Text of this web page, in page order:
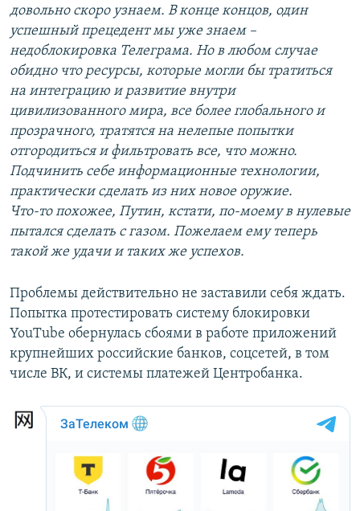
довольно скоро узнаем. В конце концов, один
успешный прецедент мы уже знаем –
недоблокировка Телеграма. Но в любом случае
обидно что ресурсы, которые могли бы тратиться
на интеграцию и развитие внутри
цивилизованного мира, все более глобального и
прозрачного, тратятся на нелепые попытки
отгородиться и фильтровать все, что можно.
Подчинить себе информационные технологии,
практически сделать из них новое оружие.
Что-то похожее, Путин, кстати, по-моему в нулевые
пытался сделать с газом. Пожелаем ему теперь
такой же удачи и таких же успехов.
Проблемы действительно не заставили себя ждать.
Попытка протестировать систему блокировки
YouTube обернулась сбоями в работе приложений
крупнейших российские банков, соцсетей, в том
числе ВК, и системы платежей Центробанка.